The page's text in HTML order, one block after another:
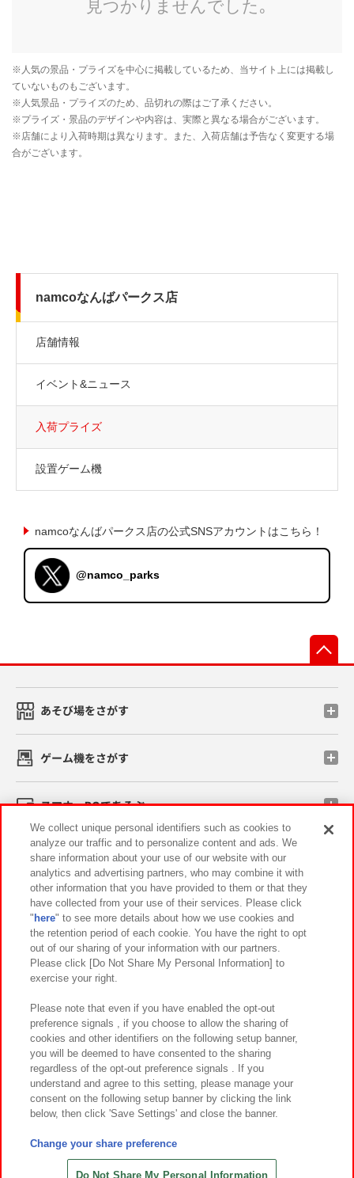
namcoなんばパークス店
店舗情報
イベント&ニュース
入荷プライズ
設置ゲーム機
namcoなんばパークス店の公式SNSアカウントはこちら！
@namco_parks
あそび場をさがす
ゲーム機をさがす
スマホ・PCであそぶ
イベント・キャンペーン
関連会社 サステナビリティ サイトポリシー
プライバシーポリシー ウェブアクセシビリティ方針と検証結果
お取引先さまとともに
カスタマーハラスメント対応方針 よくあるご質問・お問い合わせ
©Bandai Namco Amusement Inc.
©Bandai Namco Amusement Lab Inc.
©HANAYASHIKI Co., Ltd. All Rights Reserved.
We collect unique personal identifiers such as cookies to
analyze our traffic and to personalize content and ads. We
share information about your use of our website with our
analytics and advertising partners, who may combine it with
other information that you have provided to them or that they
have collected from your use of their services. Please click
" here" to see more details about how we use cookies and
the retention period of each cookie. You have the right to opt
out of our sharing of your information with our partners.
Please click [Do Not Share My Personal Information] to
exercise your right.
Please note that even if you have enabled the opt-out
preference signals , if you choose to allow the sharing of
cookies and other identifiers on the following setup banner,
you will be deemed to have consented to the sharing
regardless of the opt-out preference signals . If you
understand and agree to this setting, please manage your
consent on the following setup banner by clicking the link
below, then click 'Save Settings' and close the banner.
Change your share preference
Do Not Share My Personal Information